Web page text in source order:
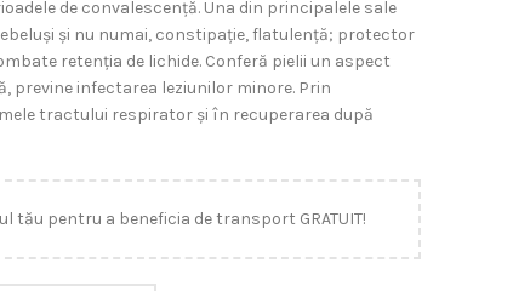
de convalescență. Una din principalele sale
și nu numai, constipație, flatulență; protector
retenția de lichide. Conferă pielii un aspect
previne infectarea leziunilor minore. Prin
tractului respirator și în recuperarea după
tău pentru a beneficia de transport GRATUIT!